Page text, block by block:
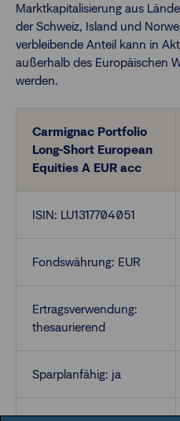
Anlegende
Newsletter
Kontakt
Marktkapitalisierung aus
der Schweiz, Island und
verbleibende Anteil kann in
außerhalb des Europäischen
werden.
Carmignac Portfolio
Long-Short European
Equities A EUR acc
ISIN: LU1317704051
Fondswährung: EUR
Ertragsverwendung:
thesaurierend
Sparplanfähig: ja